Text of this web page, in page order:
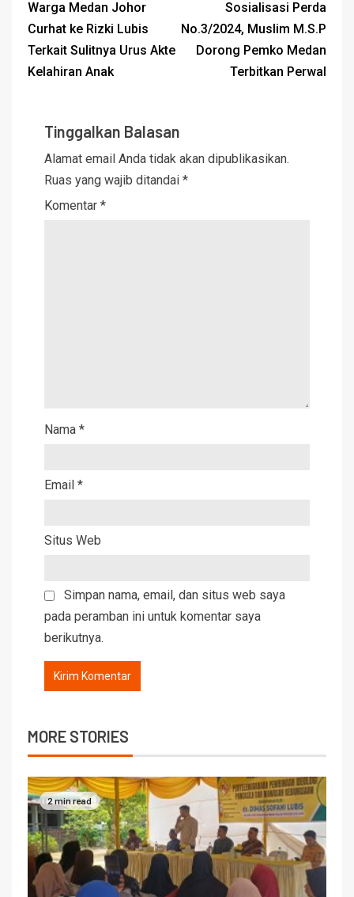
Warga Medan Johor
Curhat ke Rizki Lubis
Terkait Sulitnya Urus Akte
Kelahiran Anak
Sosialisasi Perda
No.3/2024, Muslim M.S.P
Dorong Pemko Medan
Terbitkan Perwal
Tinggalkan Balasan
Alamat email Anda tidak akan dipublikasikan.
Ruas yang wajib ditandai *
Komentar *
Nama *
Email *
Situs Web
Simpan nama, email, dan situs web saya
pada peramban ini untuk komentar saya
berikutnya.
MORE STORIES
2 min read